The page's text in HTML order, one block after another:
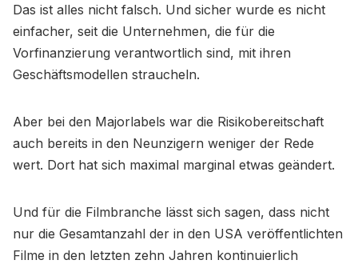
Das ist alles nicht falsch. Und sicher wurde es nicht
einfacher, seit die Unternehmen, die für die
Vorfinanzierung verantwortlich sind, mit ihren
Geschäftsmodellen straucheln.
Aber bei den Majorlabels war die Risikobereitschaft
auch bereits in den Neunzigern weniger der Rede
wert. Dort hat sich maximal marginal etwas geändert.
Und für die Filmbranche lässt sich sagen, dass nicht
nur die Gesamtanzahl der in den USA veröffentlichten
Filme in den letzten zehn Jahren kontinuierlich